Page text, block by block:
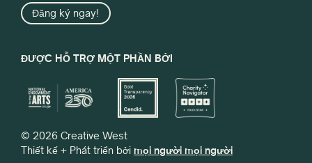
Đăng ký ngay!
ĐƯỢC HỖ TRỢ MỘT PHẦN BỞI
© 2026 Creative West
Thiết kế + Phát triển bởi mọi người mọi người